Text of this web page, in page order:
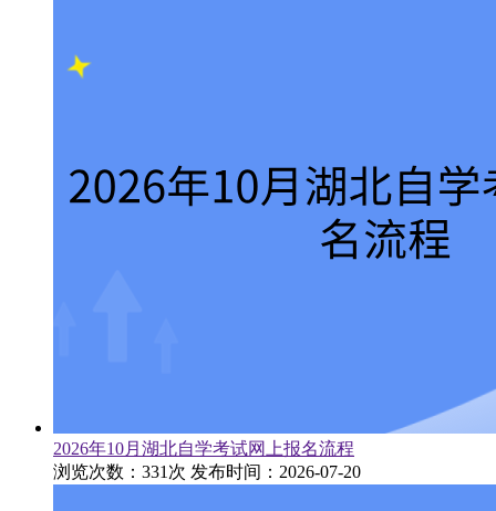
2026年10月湖北自学考试网上报名流程
浏览次数：331次 发布时间：2026-07-20